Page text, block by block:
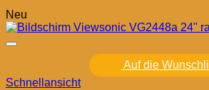
Neu
Auf die
Schnellansicht